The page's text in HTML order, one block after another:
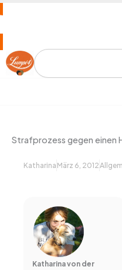
Zum
springen
Hier geht es zu unserer eigenen
Search
Strafprozess gegen einen
Katharina März 6, 2012
Katharina von der